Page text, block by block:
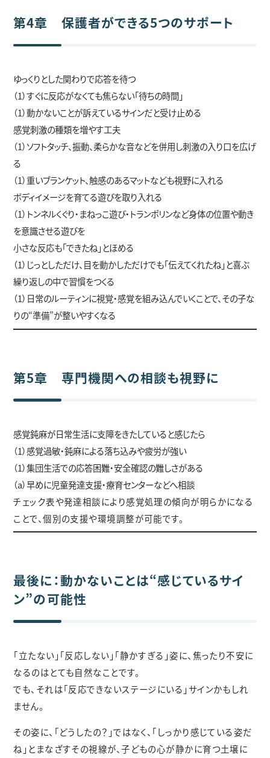
第4章 保護者ができる5つのサポート
ゆっくりとした関わりで応答を待つ
（1）すぐに反応がなくても焦らない「待ちの時間」
（1）動かないことが訴えているサインだと受け止める
感覚刺激の種類を増やす工夫
（1）ソフトタッチ、振動、柔らかな音などを併用し刺激の入り口を広げ
る
（1）重いブランケット、触感のあるマットなども視野に入れる
ボディイメージを育てる遊びを取り入れる
（1）トンネルくぐり・まねっこ遊び・トランポリンなど身体の位置や動き
を意識させる遊びを
小さな反応も「できたね」とほめる
（1）じっとしただけ、目を動かしただけでも「伝えてくれたね」と喜ぶ
繰り返しの中で習慣をつくる
（1）日常のルーティンに視覚・感覚を組み込んでいくことで、その子な
りの“準備”が整いやすくなる
第5章 専門機関への相談も視野に
感覚鈍麻が日常生活に支障をきたしていると感じたら
（1）感覚過敏・鈍麻による落ち込みや疲労が強い
（1）集団生活での応答困難・安全確認の難しさがある
（a）早めに児童発達支援・療育センターなどへ相談
チェック表や発達相談により感覚処理の傾向が明らかになる
ことで、個別の支援や環境調整が可能です。
最後に：動かないことは“感じているサイ
ン”の可能性
「立たない」「反応しない」「静かすぎる」姿に、焦ったり不安に
なるのはとても自然なことです。
でも、それは「反応できないステージにいる」サインかもしれ
ません。
その姿に、「どうしたの？」ではなく、「しっかり感じている姿だ
ね」とまなざすその視線が、子どもの心が静かに育つ土壌に